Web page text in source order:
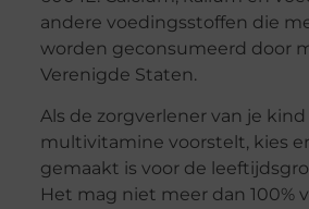
andere voedingsstoffen die
worden geconsumeerd door
Verenigde Staten.
Als de zorgverlener van je kind
multivitamine voorstelt, kies
gemaakt is voor de
Het mag niet meer dan 100%